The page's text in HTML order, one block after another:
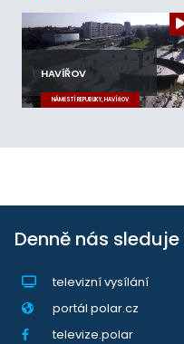
HAVÍŘOV
NÁMĚSTÍ REPUBLIKY, HAVÍŘOV
Denně nás sleduje
televizní vysílání
portál polar.cz
televize.polar